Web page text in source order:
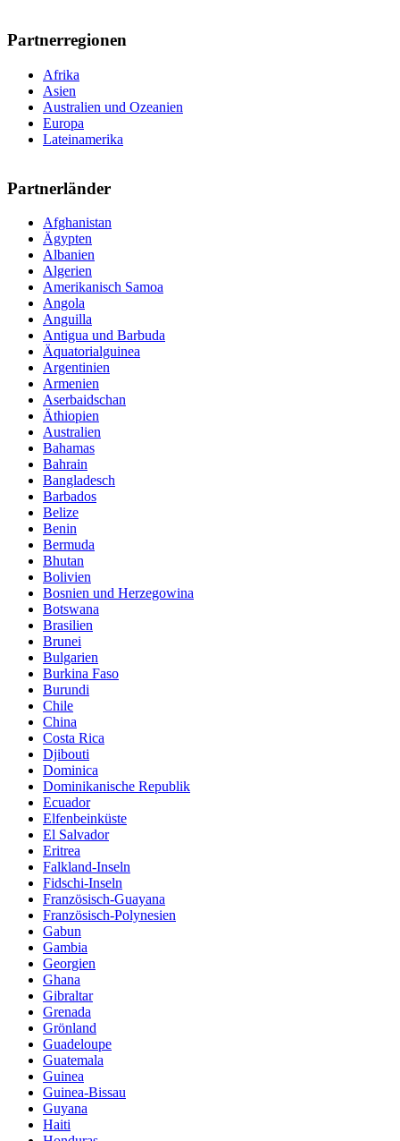
Partnerregionen
Afrika
Asien
Australien und Ozeanien
Europa
Lateinamerika
Partnerländer
Afghanistan
Ägypten
Albanien
Algerien
Amerikanisch Samoa
Angola
Anguilla
Antigua und Barbuda
Äquatorialguinea
Argentinien
Armenien
Aserbaidschan
Äthiopien
Australien
Bahamas
Bahrain
Bangladesch
Barbados
Belize
Benin
Bermuda
Bhutan
Bolivien
Bosnien und Herzegowina
Botswana
Brasilien
Brunei
Bulgarien
Burkina Faso
Burundi
Chile
China
Costa Rica
Djibouti
Dominica
Dominikanische Republik
Ecuador
Elfenbeinküste
El Salvador
Eritrea
Falkland-Inseln
Fidschi-Inseln
Französisch-Guayana
Französisch-Polynesien
Gabun
Gambia
Georgien
Ghana
Gibraltar
Grenada
Grönland
Guadeloupe
Guatemala
Guinea
Guinea-Bissau
Guyana
Haiti